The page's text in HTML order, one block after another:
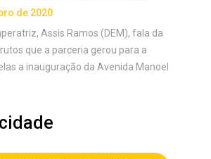
de 2020
Assis Ramos (DEM), fala da
que a parceria gerou para a
a inauguração da Avenida Manoel